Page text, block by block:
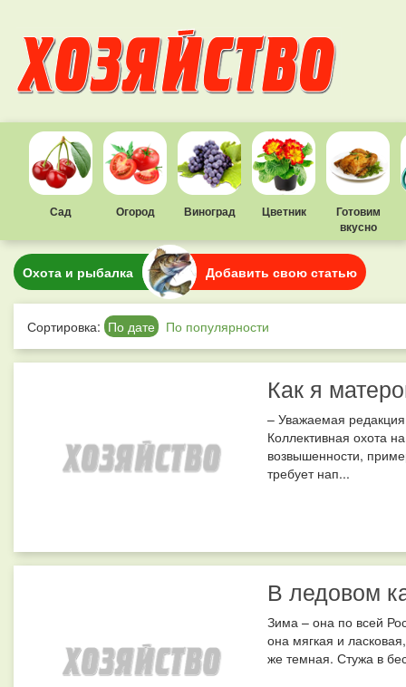
Сад Огород Виноград Цветник
Готовим
вкусно
Охота и рыбалка Добавить свою статью
Сортировка: По дате По популярности
Как я
– Уважаемая
Коллективная охота
возвышенности,
требует нап...
В ледовом
Зима – она по всей
она мягкая и
же темная. Стужа в